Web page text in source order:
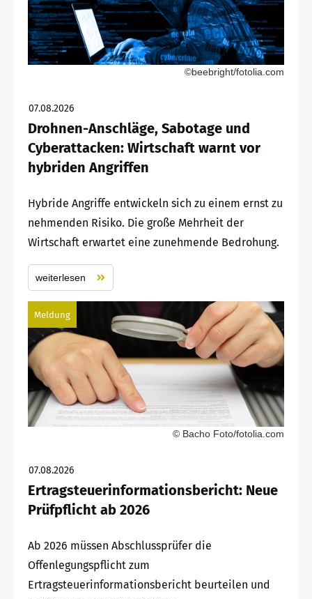
©beebright/fotolia.com
07.08.2026
Drohnen-Anschläge, Sabotage und
Cyberattacken: Wirtschaft warnt vor
hybriden Angriffen
Hybride Angriffe entwickeln sich zu einem ernst zu
nehmenden Risiko. Die große Mehrheit der
Wirtschaft erwartet eine zunehmende Bedrohung.
weiterlesen
Meldung
© Bacho Foto/fotolia.com
07.08.2026
Ertragsteuerinformationsbericht: Neue
Prüfpflicht ab 2026
Ab 2026 müssen Abschlussprüfer die
Offenlegungspflicht zum
Ertragsteuerinformationsbericht beurteilen und